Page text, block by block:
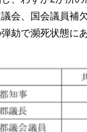
会、国会議員補
劾で瀕死状態に